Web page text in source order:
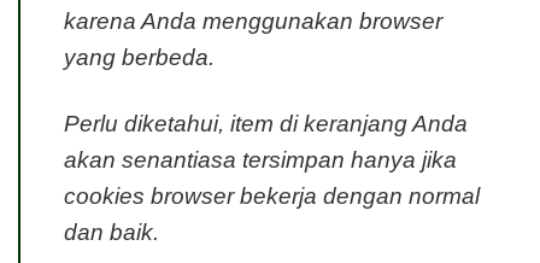
karena Anda menggunakan browser
yang berbeda.
Perlu diketahui, item di keranjang Anda
akan senantiasa tersimpan hanya jika
cookies browser bekerja dengan normal
dan baik.